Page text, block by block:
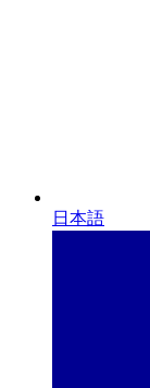
日本語